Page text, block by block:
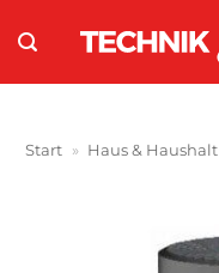
Inhalt
springen
Start » Haus & Haushalt